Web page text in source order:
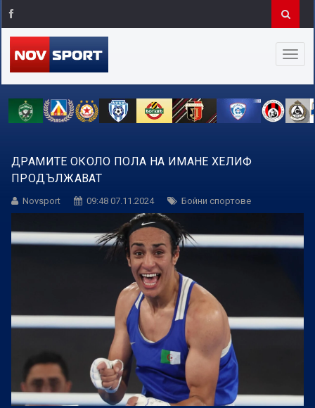
ДРАМИТЕ ОКОЛО ПОЛА НА ИМАНЕ ХЕЛИФ
ПРОДЪЛЖАВАТ
Novsport 09:48 07.11.2024 Бойни спортове